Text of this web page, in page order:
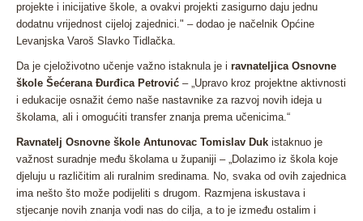
projekte i inicijative škole, a ovakvi projekti zasigurno daju jednu
dodatnu vrijednost cijeloj zajednici." – dodao je načelnik Općine
Levanjska Varoš Slavko Tidlačka.
Da je cjeloživotno učenje važno istaknula je i ravnateljica Osnovne
škole Šećerana Đurđica Petrović – „Upravo kroz projektne aktivnosti
i edukacije osnažit ćemo naše nastavnike za razvoj novih ideja u
školama, ali i omogućiti transfer znanja prema učenicima.“
Ravnatelj Osnovne škole Antunovac Tomislav Duk istaknuo je
važnost suradnje među školama u županiji – „Dolazimo iz škola koje
djeluju u različitim ali ruralnim sredinama. No, svaka od ovih zajednica
ima nešto što može podijeliti s drugom. Razmjena iskustava i
stjecanje novih znanja vodi nas do cilja, a to je između ostalim i